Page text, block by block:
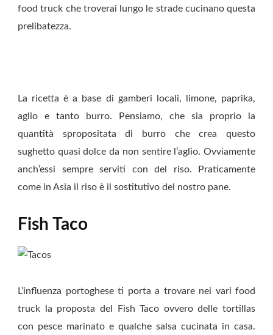
food truck che troverai lungo le strade cucinano questa
prelibatezza.
La ricetta è a base di gamberi locali, limone, paprika,
aglio e tanto burro. Pensiamo, che sia proprio la
quantità spropositata di burro che crea questo
sughetto quasi dolce da non sentire l’aglio. Ovviamente
anch’essi sempre serviti con del riso. Praticamente
come in Asia il riso è il sostitutivo del nostro pane.
Fish Taco
L’influenza portoghese ti porta a trovare nei vari food
truck la proposta del Fish Taco ovvero delle tortillas
con pesce marinato e qualche salsa cucinata in casa.